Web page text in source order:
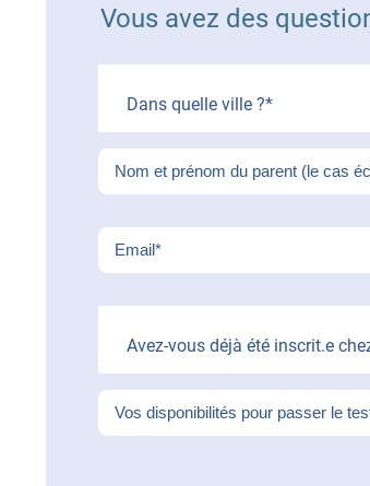
Vous avez des
Dans quelle ville ?*
Avez-vous déjà été inscrit.e